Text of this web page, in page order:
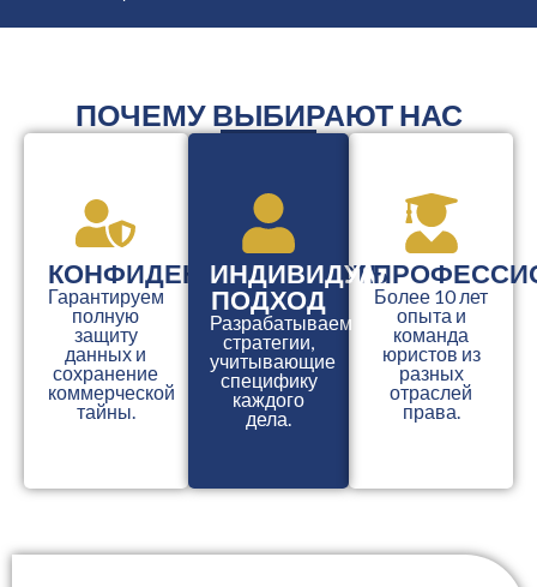
ПОЧЕМУ ВЫБИРАЮТ НАС
КОНФИДЕНЦИАЛЬНОСТЬ
Гарантируем
полную
защиту
данных и
сохранение
коммерческой
тайны.
ИНДИВИДУАЛЬНЫЙ
ПОДХОД
Разрабатываем
стратегии,
учитывающие
специфику
каждого
дела.
Более 10 лет
опыта и
команда
юристов из
разных
отраслей
права.